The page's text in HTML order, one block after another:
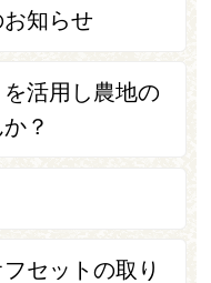
知らせ
を活用し農地の
？
セットの取り